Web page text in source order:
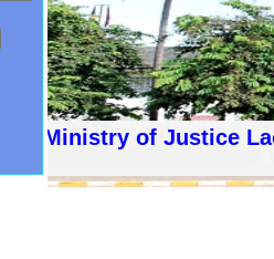
Ministry of Justice Lao